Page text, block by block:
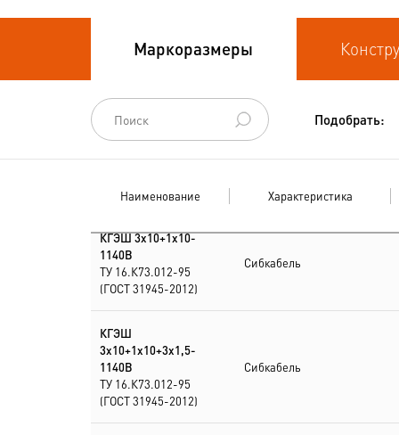
Кабели
термоэлектродные
Кабели управления
Маркоразмеры
Подобрать:
Наименование Характеристика
КГЭШ 3х10+1х10-
1140В
ТУ 16.К73.012-95
(ГОСТ 31945-2012)
Сибкабель
КГЭШ
3х10+1х10+3х1,5-
1140В
ТУ 16.К73.012-95
(ГОСТ 31945-2012)
Сибкабель